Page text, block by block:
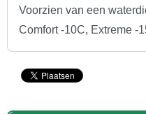
Voorzien van een
Comfort -10C, Extreme -